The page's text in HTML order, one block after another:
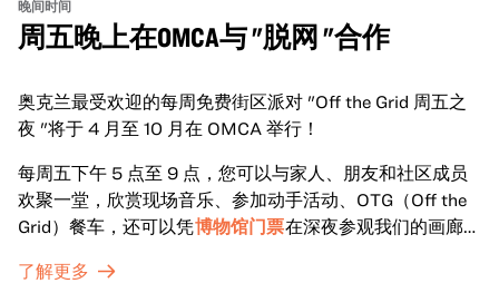
晚间时间
周五晚上在OMCA与 "脱网 "合作
奥克兰最受欢迎的每周免费街区派对 "Off the Grid 周五之
夜 "将于 4 月至 10 月在 OMCA 举行！
每周五下午 5 点至 9 点，您可以与家人、朋友和社区成员
欢聚一堂，欣赏现场音乐、参加动手活动、OTG（Off the
Grid）餐车，还可以凭博物馆门票在深夜参观我们的画廊和
了解更多